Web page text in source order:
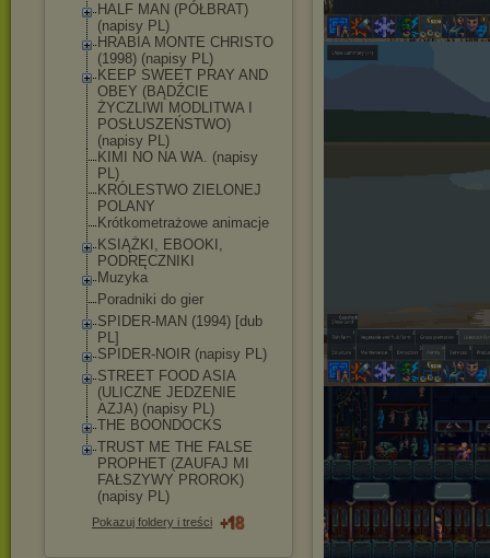
HALF MAN (PÓŁBRAT)
(napisy PL)
HRABIA MONTE CHRISTO
(1998) (napisy PL)
KEEP SWEET PRAY AND
OBEY (BĄDŹCIE
ŻYCZLIWI MODLITWA I
POSŁUSZEŃSTWO)
(napisy PL)
KIMI NO NA WA. (napisy
PL)
KRÓLESTWO ZIELONEJ
POLANY
Krótkometrażowe animacje
KSIĄŻKI, EBOOKI,
PODRĘCZNIKI
Muzyka
Poradniki do gier
SPIDER-MAN (1994) [dub
PL]
SPIDER-NOIR (napisy PL)
STREET FOOD ASIA
(ULICZNE JEDZENIE
AZJA) (napisy PL)
THE BOONDOCKS
TRUST ME THE FALSE
PROPHET (ZAUFAJ MI
FAŁSZYWY PROROK)
(napisy PL)
Pokazuj foldery i treści